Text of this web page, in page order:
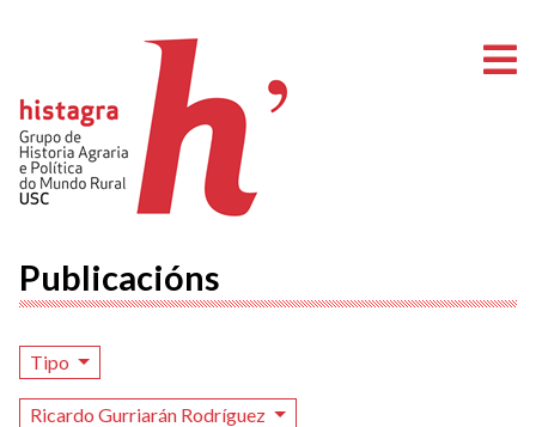
Publicacións
Tipo
Ricardo Gurriarán Rodríguez